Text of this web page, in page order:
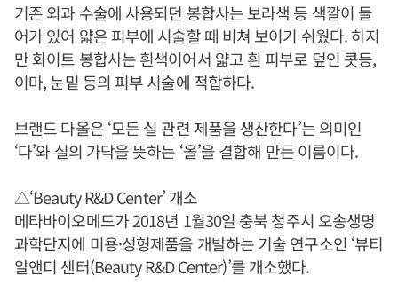
기존 외과 수술에 사용되던 봉합사는 보라색 등 색깔이 들
어가 있어 얇은 피부에 시술할 때 비쳐 보이기 쉬웠다. 하지
만 화이트 봉합사는 흰색이어서 얇고 흰 피부로 덮인 콧등,
이마, 눈밑 등의 피부 시술에 적합하다.
브랜드 다올은 ‘모든 실 관련 제품을 생산한다’는 의미인
‘다’와 실의 가닥을 뜻하는 ‘올’을 결합해 만든 이름이다.
△‘Beauty R&D Center’ 개소
메타바이오메드가 2018년 1월30일 충북 청주시 오송생명
과학단지에 미용·성형제품을 개발하는 기술 연구소인 ‘뷰티
알앤디 센터(Beauty R&D Center)’를 개소했다.